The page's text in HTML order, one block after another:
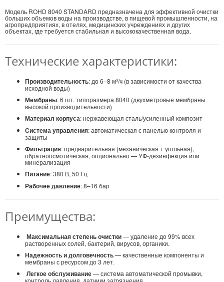
Модель ROHD 8040 STANDARD предназначена для эффективной очистки
больших объемов воды на производстве, в пищевой промышленности, на
агропредприятиях, в отелях, медицинских учреждениях и других
объектах, где требуется стабильная и высококачественная вода.
Технические характеристики:
Производительность: до 6–8 м³/ч (в зависимости от качества
исходной воды)
Мембраны: 6 шт. типоразмера 8040 (двухметровые мембраны
высокой производительности)
Материал корпуса: нержавеющая сталь/усиленный композит
Система управления: автоматическая с панелью контроля и
защиты
Фильтрация: предварительная (механическая + угольная),
обратноосмотическая, опционально — УФ-дезинфекция или
минерализация
Питание: 380 В, 50 Гц
Рабочее давление: 8–16 бар
Преимущества:
Максимальная степень очистки— удаление до 99% всех
растворенных солей, бактерий, вирусов, органики.
Надежность и долговечность— качественные компоненты и
мембраны с ресурсом до 3 лет.
Легкое обслуживание— система автоматической промывки,
контроль давления, датчики загрязнения.